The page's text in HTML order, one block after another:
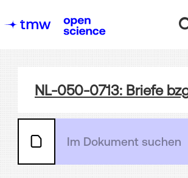
NL-050-0713: Briefe